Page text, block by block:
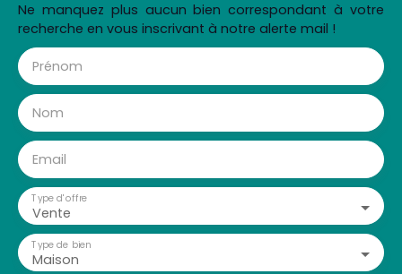
Ne manquez plus aucun bien correspondant à votre
recherche en vous inscrivant à notre alerte mail !
Prénom
Nom
Email
Vente
Type d'offre
Maison
Type de bien